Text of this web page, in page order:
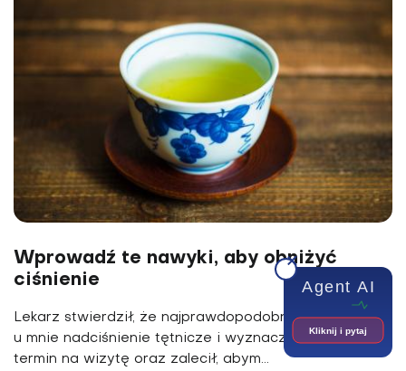
Wprowadź te nawyki, aby obniżyć
ciśnienie
Lekarz stwierdził, że najprawdopodobniej rozwija się
u mnie nadciśnienie tętnicze i wyznaczył mi kolejny
termin na wizytę oraz zalecił, abym...
Agent AI
Kliknij i pytaj